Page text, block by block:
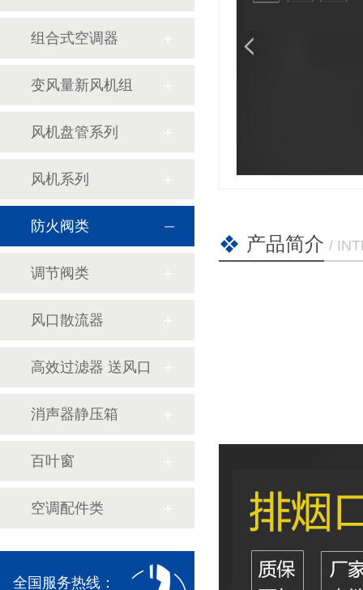
组合式空调器
变风量新风机组
风机盘管系列
风机系列
防火阀类
调节阀类
风口散流器
高效过滤器 送风口
消声器静压箱
百叶窗
空调配件类
全国服务热线：
产品简介 /